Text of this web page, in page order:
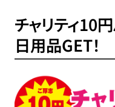
チャリティ10
日用品GET！